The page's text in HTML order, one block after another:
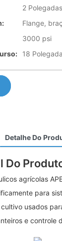
2 Polegadas
Flange,
3000 psi
18
Detalhe Do
Do
agrícolas
para
usados
e controle